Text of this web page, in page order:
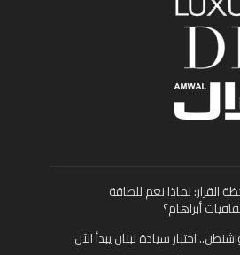
القرار: لماذا نعم للطاقة
أبراهام؟
اختبار سيادة لبنان يبدأ الآن